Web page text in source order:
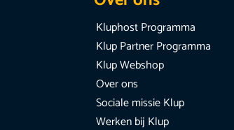
Kluphost Programma
Klup Partner Programma
Klup Webshop
Over ons
Sociale missie Klup
Werken bij Klup